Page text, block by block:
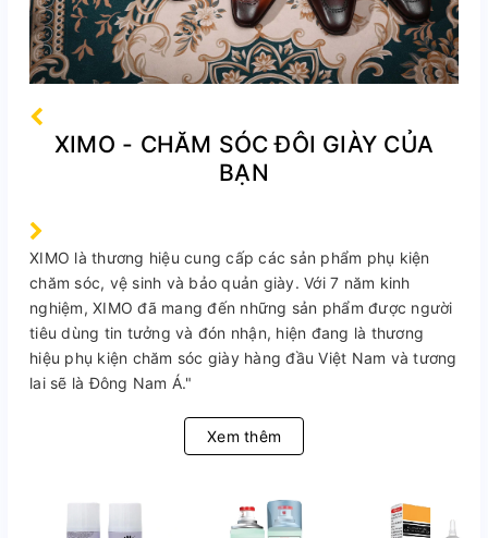
XIMO - CHĂM SÓC ĐÔI GIÀY CỦA
BẠN
XIMO là thương hiệu cung cấp các sản phẩm phụ kiện
chăm sóc, vệ sinh và bảo quản giày. Với 7 năm kinh
nghiệm, XIMO đã mang đến những sản phẩm được người
tiêu dùng tin tưởng và đón nhận, hiện đang là thương
hiệu phụ kiện chăm sóc giày hàng đầu Việt Nam và tương
lai sẽ là Đông Nam Á."
Xem thêm